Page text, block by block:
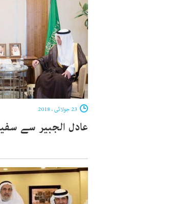
عادل الجبیر سے